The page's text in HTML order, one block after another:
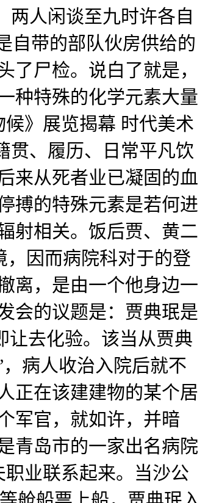
两人闲谈至九时许各自
自带的部队伙房供给的
尸检。说白了就是，
种特殊的化学元素大量
》展览揭幕 时代美术
贯、履历、日常平凡饮
来从死者业已凝固的血
搏的特殊元素是若何进
射相关。饭后贾、黄二
，因而病院科对于的登
离，是由一个他身边一
会的议题是：贾典珉是
让去化验。该当从贾典
病人收治入院后就不
正在该建建物的某个居
军官，就如许，并暗
青岛市的一家出名病院
业联系起来。当沙公